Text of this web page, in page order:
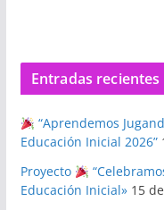
Entradas recientes
“Aprendemos
Educación Inicial 2026”
Proyecto
Educación Inicial» 15